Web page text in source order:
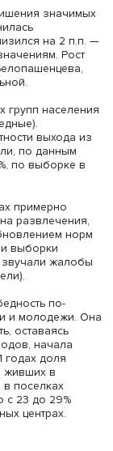
лишения
снизился на
реальной.
групп
бедные).
по
на 7%, по